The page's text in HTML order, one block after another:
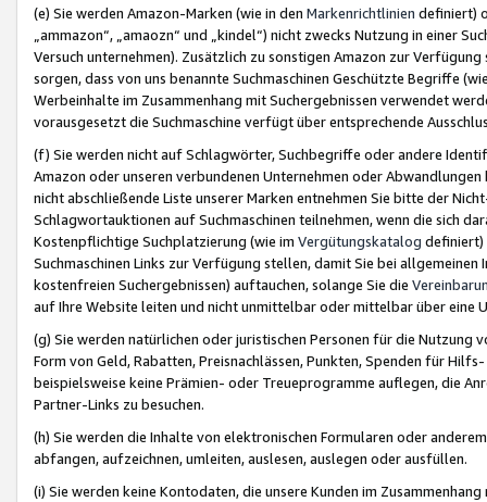
(e) Sie werden Amazon-Marken (wie in den Markenrichtlinien definiert)
„ammazon“, „amaozn“ und „kindel“) nicht zwecks Nutzung in einer
Versuch unternehmen). Zusätzlich zu sonstigen Amazon zur
sorgen, dass von uns benannte Suchmaschinen Geschützte Begriffe
Werbeinhalte im Zusammenhang mit Suchergebnissen verwendet
vorausgesetzt die Suchmaschine verfügt über entsprechende
(f) Sie werden nicht auf Schlagwörter, Suchbegriffe oder andere
Amazon oder unseren verbundenen Unternehmen oder
nicht abschließende Liste unserer Marken entnehmen Sie bitte der
Schlagwortauktionen auf Suchmaschinen teilnehmen, wenn die sich
Kostenpflichtige Suchplatzierung (wie im Vergütungskatalog definiert)
Suchmaschinen Links zur Verfügung stellen, damit Sie bei
kostenfreien Suchergebnissen) auftauchen, solange Sie die
auf Ihre Website leiten und nicht unmittelbar oder mittelbar über eine
(g) Sie werden natürlichen oder juristischen Personen für die Nutzung
Form von Geld, Rabatten, Preisnachlässen, Punkten, Spenden für
beispielsweise keine Prämien- oder Treueprogramme auflegen, die
Partner-Links zu besuchen.
(h) Sie werden die Inhalte von elektronischen Formularen oder
abfangen, aufzeichnen, umleiten, auslesen, auslegen oder ausfüllen.
(i) Sie werden keine Kontodaten, die unsere Kunden im